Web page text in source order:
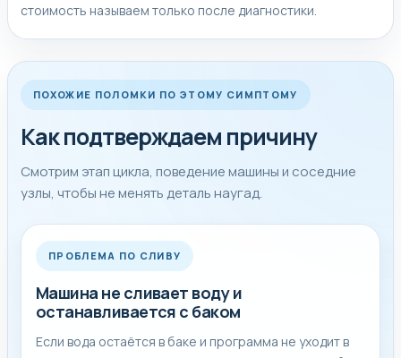
стоимость называем только после диагностики.
ПОХОЖИЕ ПОЛОМКИ ПО ЭТОМУ СИМПТОМУ
Как подтверждаем причину
Смотрим этап цикла, поведение машины и соседние
узлы, чтобы не менять деталь наугад.
ПРОБЛЕМА ПО СЛИВУ
Машина не сливает воду и
останавливается с баком
Если вода остаётся в баке и программа не уходит в